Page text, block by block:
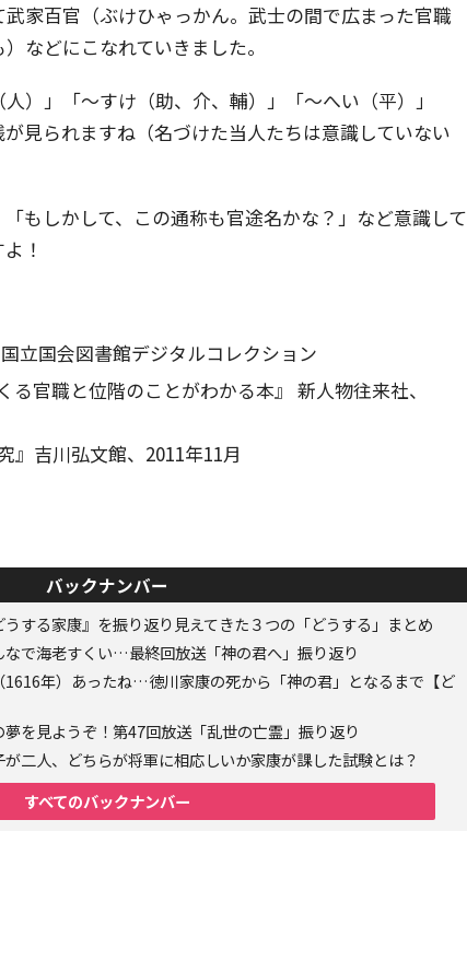
家百官（ぶけひゃっかん。武士の間で広まった官職
などにこなれていきました。
）」「～すけ（助、介、輔）」「～へい（平）」
が見られますね（名づけた当人たちは意識していない
もしかして、この通称も官途名かな？」など意識して
！
立国会図書館デジタルコレクション
官職と位階のことがわかる本』 新人物往来社、
』吉川弘文館、2011年11月
バックナンバー
うする家康』を振り返り見えてきた３つの「どうする」まとめ
なで海老すくい…最終回放送「神の君へ」振り返り
1616年）あったね…徳川家康の死から「神の君」となるまで【ど
夢を見ようぞ！第47回放送「乱世の亡霊」振り返り
二人、どちらが将軍に相応しいか家康が課した試験とは？
すべてのバックナンバー